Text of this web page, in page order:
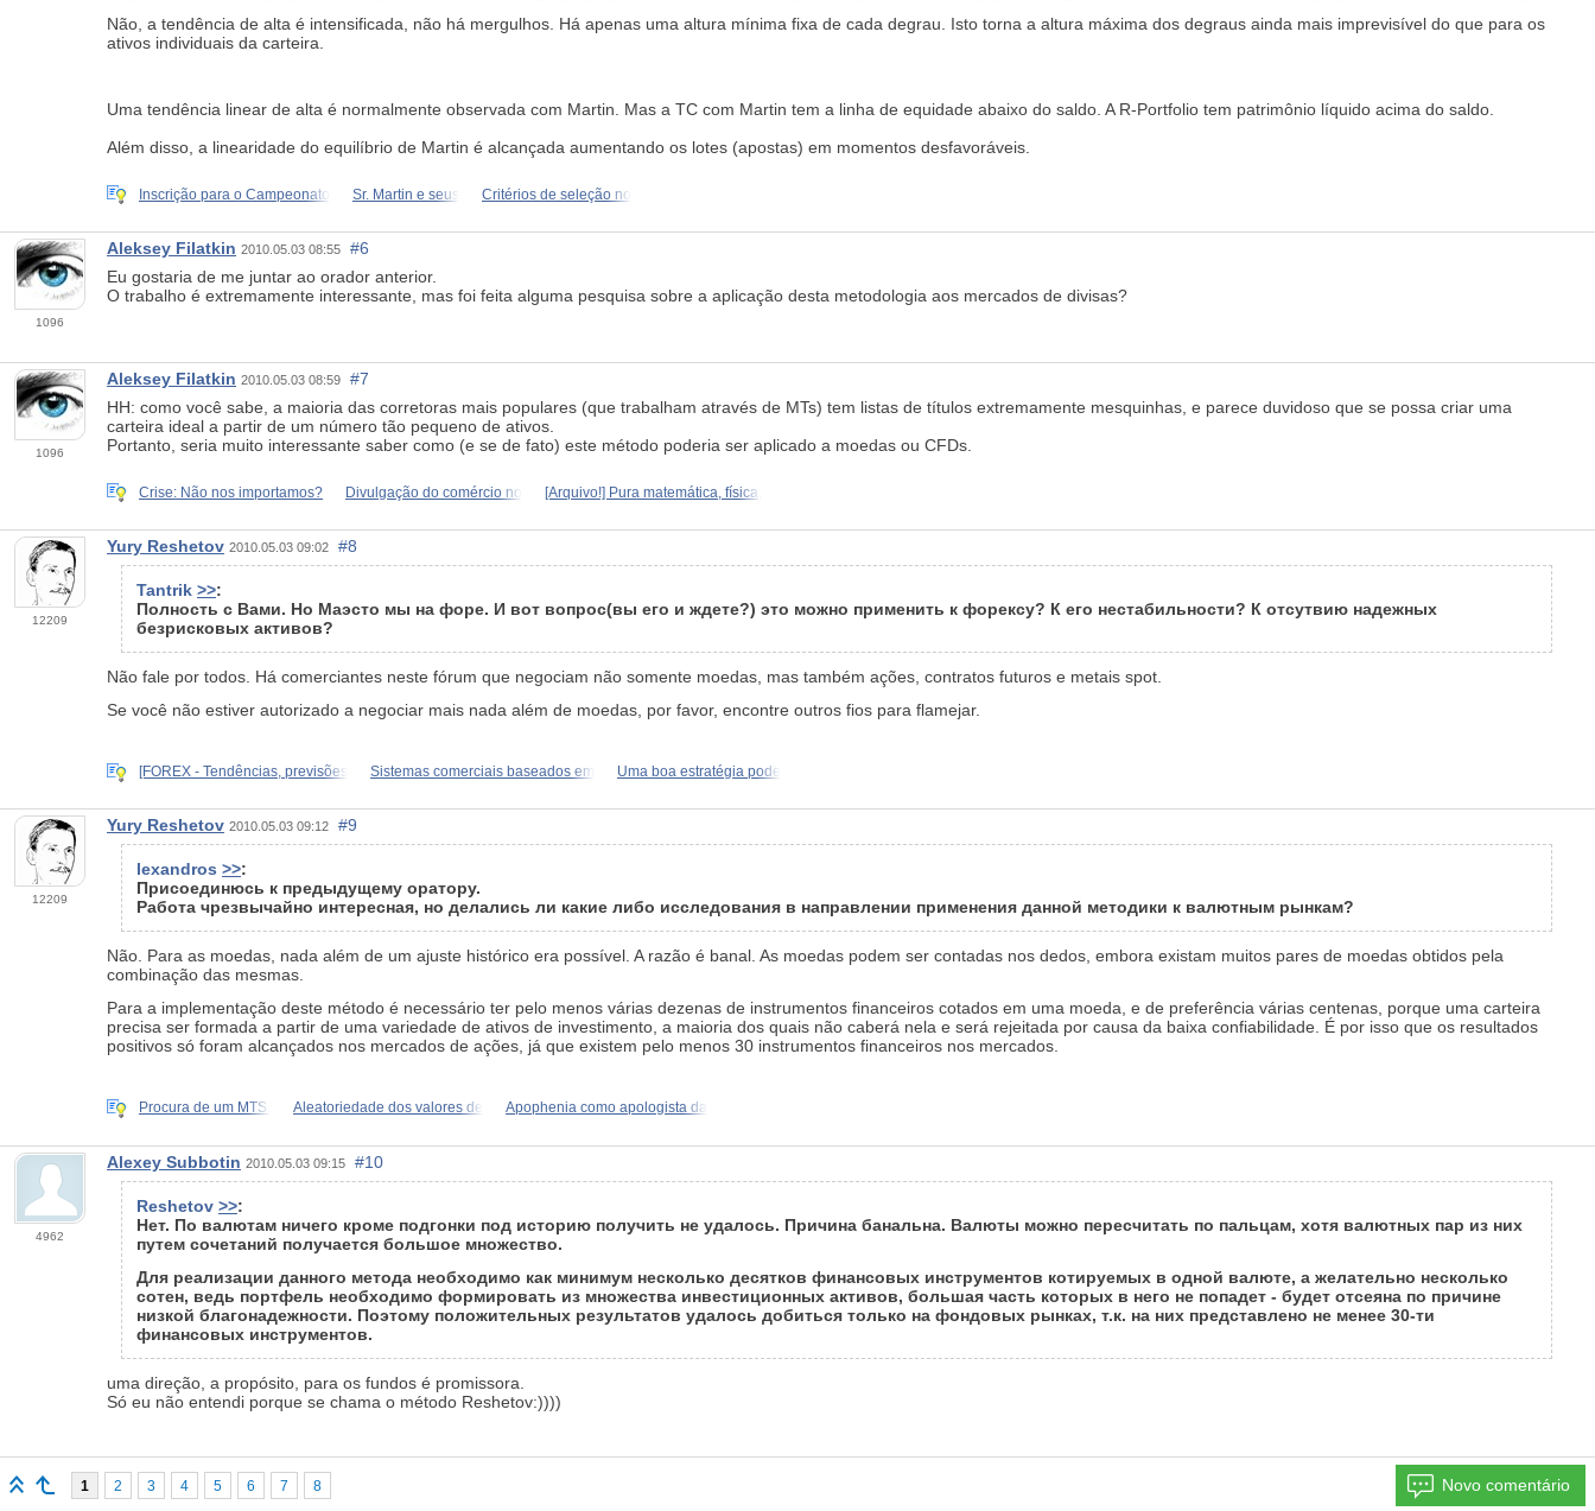
Não, a tendência de alta é intensificada, não há mergulhos. Há apenas uma altura mínima fixa de cada degrau. Isto torna a altura máxima dos degraus ainda mais imprevisível do que para os
ativos individuais da carteira.
Uma tendência linear de alta é normalmente observada com Martin. Mas a TC com Martin tem a linha de equidade abaixo do saldo. A R-Portfolio tem patrimônio líquido acima do saldo.
Além disso, a linearidade do equilíbrio de Martin é alcançada aumentando os lotes (apostas) em momentos desfavoráveis.
Inscrição para o Campeonato Sr. Martin e seus Critérios de seleção no
1096
Aleksey Filatkin 2010.05.03 08:55
#6
Eu gostaria de me juntar ao orador anterior.
O trabalho é extremamente interessante, mas foi feita alguma pesquisa sobre a aplicação desta metodologia aos mercados de divisas?
1096
Aleksey Filatkin 2010.05.03 08:59
#7
HH: como você sabe, a maioria das corretoras mais populares (que trabalham através de MTs) tem listas de títulos extremamente mesquinhas, e parece duvidoso que se possa criar uma
carteira ideal a partir de um número tão pequeno de ativos.
Portanto, seria muito interessante saber como (e se de fato) este método poderia ser aplicado a moedas ou CFDs.
Crise: Não nos importamos? Divulgação do comércio no [Arquivo!] Pura matemática, física,
12209
Yury Reshetov 2010.05.03 09:02 #8
Tantrik >>:
Полность с Вами. Но Маэсто мы на форе. И вот вопрос(вы его и ждете?) это можно применить к форексу? К его нестабильности? К отсутвию надежных
безрисковых активов?
Não fale por todos. Há comerciantes neste fórum que negociam não somente moedas, mas também ações, contratos futuros e metais spot.
Se você não estiver autorizado a negociar mais nada além de moedas, por favor, encontre outros fios para flamejar.
[FOREX - Tendências, previsões Sistemas comerciais baseados em Uma boa estratégia pode
12209
Yury Reshetov 2010.05.03 09:12 #9
lexandros >>:
Присоединюсь к предыдущему оратору.
Работа чрезвычайно интересная, но делались ли какие либо исследования в направлении применения данной методики к валютным рынкам?
Não. Para as moedas, nada além de um ajuste histórico era possível. A razão é banal. As moedas podem ser contadas nos dedos, embora existam muitos pares de moedas obtidos pela
combinação das mesmas.
Para a implementação deste método é necessário ter pelo menos várias dezenas de instrumentos financeiros cotados em uma moeda, e de preferência várias centenas, porque uma carteira
precisa ser formada a partir de uma variedade de ativos de investimento, a maioria dos quais não caberá nela e será rejeitada por causa da baixa confiabilidade. É por isso que os resultados
positivos só foram alcançados nos mercados de ações, já que existem pelo menos 30 instrumentos financeiros nos mercados.
Procura de um MTS. Aleatoriedade dos valores de Apophenia como apologista da
4962
Alexey Subbotin 2010.05.03 09:15 #10
Reshetov >>:
Нет. По валютам ничего кроме подгонки под историю получить не удалось. Причина банальна. Валюты можно пересчитать по пальцам, хотя валютных пар из них
путем сочетаний получается большое множество.
Для реализации данного метода необходимо как минимум несколько десятков финансовых инструментов котируемых в одной валюте, а желательно несколько
сотен, ведь портфель необходимо формировать из множества инвестиционных активов, большая часть которых в него не попадет - будет отсеяна по причине
низкой благонадежности. Поэтому положительных результатов удалось добиться только на фондовых рынках, т.к. на них представлено не менее 30-ти
финансовых инструментов.
uma direção, a propósito, para os fundos é promissora.
Só eu não entendi porque se chama o método Reshetov:))))
1 2 3 4 5 6 7 8 Novo comentário